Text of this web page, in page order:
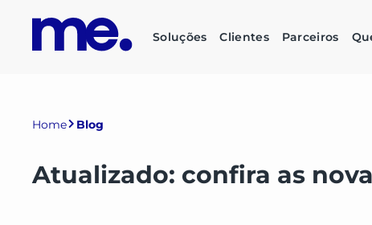
Soluções Clientes Parceiros
Home Blog
Atualizado: confira as